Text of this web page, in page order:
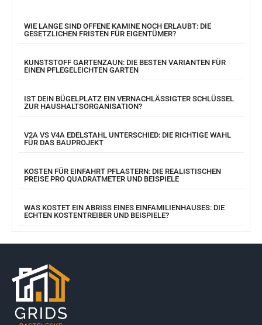
WIE LANGE SIND OFFENE KAMINE NOCH ERLAUBT: DIE
GESETZLICHEN FRISTEN FÜR EIGENTÜMER?
KUNSTSTOFF GARTENZAUN: DIE BESTEN VARIANTEN FÜR
EINEN PFLEGELEICHTEN GARTEN
IST DEIN BÜGELPLATZ EIN VERNACHLÄSSIGTER SCHLÜSSEL
ZUR HAUSHALTSORGANISATION?
V2A VS V4A EDELSTAHL UNTERSCHIED: DIE RICHTIGE WAHL
FÜR DAS BAUPROJEKT
KOSTEN FÜR EINFAHRT PFLASTERN: DIE REALISTISCHEN
PREISE PRO QUADRATMETER UND BEISPIELE
WAS KOSTET EIN ABRISS EINES EINFAMILIENHAUSES: DIE
ECHTEN KOSTENTREIBER UND BEISPIELE?